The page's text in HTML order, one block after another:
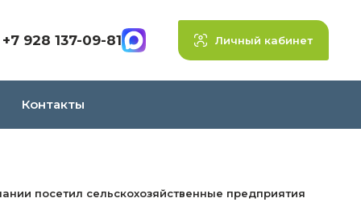
+7 928 137-09-81 Личный кабинет
Контакты
посетил сельскохозяйственные предприятия